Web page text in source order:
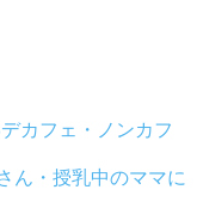
カフェ・ノンカフ
ん・授乳中のママに